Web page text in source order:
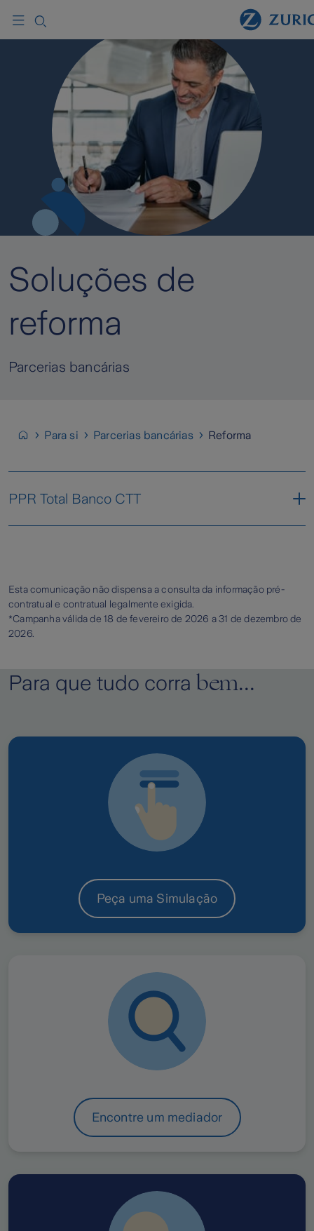
Soluções de
reforma
Parcerias bancárias
Para si Parcerias bancárias Reforma
PPR Total Banco CTT
Esta comunicação não dispensa a consulta da informação pré-
contratual e contratual legalmente exigida.
*Campanha válida de 18 de fevereiro de 2026 a 31 de dezembro de
2026.
Para que tudo corra bem...
Peça uma Simulação
Encontre um mediador